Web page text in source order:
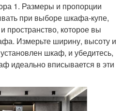
1. Размеры и пропорции
при выборе шкафа-купе,
которое вы
Измерьте ширину, высоту и
шкаф, и убедитесь,
идеально вписывается в эти